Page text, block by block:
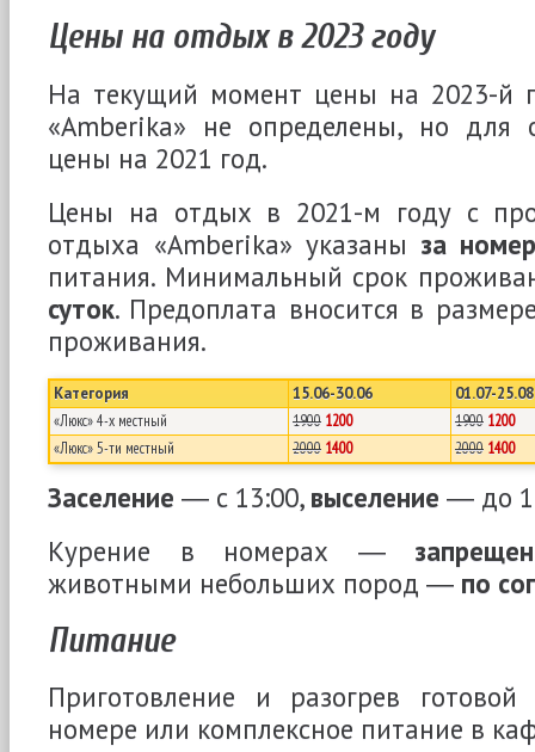
Цены на отдых в 2023 году
На текущий момент цены на 2023-й
«Amberikа» не определены, но для
цены на 2021 год.
Цены на отдых в 2021-м году с
отдыха «Amberikа» указаны за номер
питания. Минимальный срок
суток. Предоплата вносится в
проживания.
Категория 15.06-30.06
01.07-25.08
«Люкс» 4-х местный
1900 1200 1900 1200
«Люкс» 5-ти местный
2000 1400 2000 1400
Заселение ― с 13:00, выселение ― до
Курение в номерах ―
животными небольших пород ― по
Питание
Приготовление и разогрев
номере или комплексное питание в